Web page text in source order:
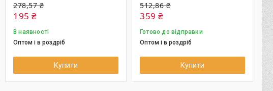
278,57 ₴
195 ₴
В наявності
Оптом і в роздріб
Купити
512,86 ₴
359 ₴
Готово до відправки
Оптом і в роздріб
Купити